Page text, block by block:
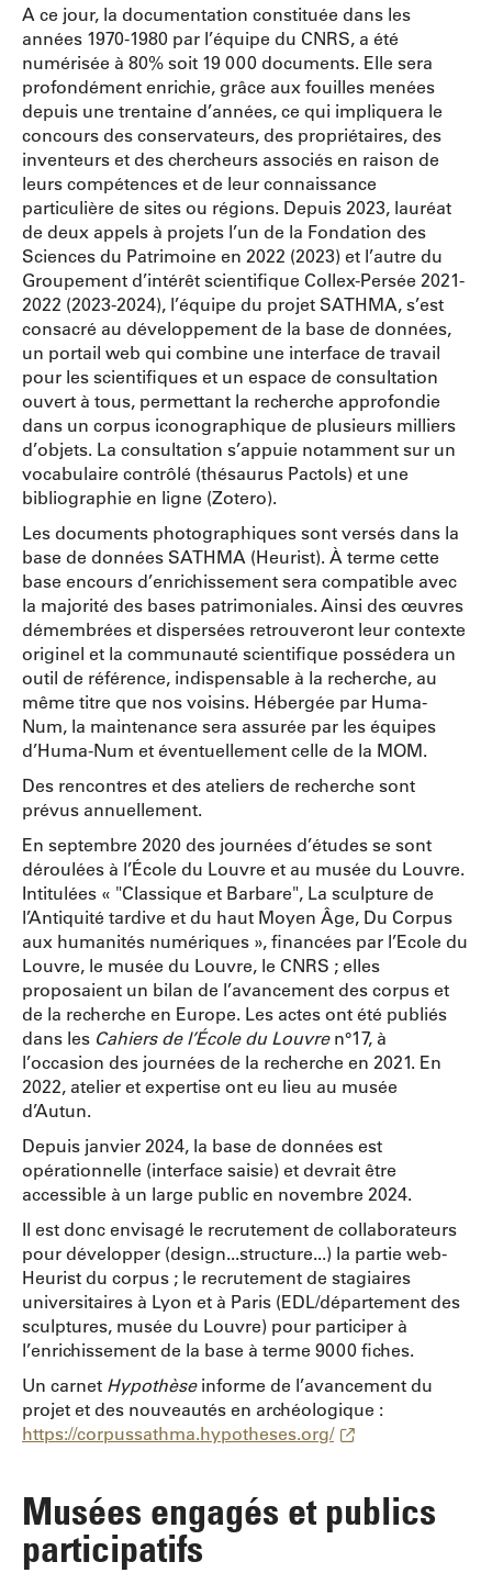
A ce jour, la documentation constituée dans les
années 1970-1980 par l’équipe du CNRS, a été
numérisée à 80% soit 19 000 documents. Elle sera
profondément enrichie, grâce aux fouilles menées
depuis une trentaine d’années, ce qui impliquera le
concours des conservateurs, des propriétaires, des
inventeurs et des chercheurs associés en raison de
leurs compétences et de leur connaissance
particulière de sites ou régions. Depuis 2023, lauréat
de deux appels à projets l’un de la Fondation des
Sciences du Patrimoine en 2022 (2023) et l’autre du
Groupement d’intérêt scientifique Collex-Persée 2021-
2022 (2023-2024), l’équipe du projet SATHMA, s’est
consacré au développement de la base de données,
un portail web qui combine une interface de travail
pour les scientifiques et un espace de consultation
ouvert à tous, permettant la recherche approfondie
dans un corpus iconographique de plusieurs milliers
d’objets. La consultation s’appuie notamment sur un
vocabulaire contrôlé (thésaurus Pactols) et une
bibliographie en ligne (Zotero).
Les documents photographiques sont versés dans la
base de données SATHMA (Heurist). À terme cette
base encours d’enrichissement sera compatible avec
la majorité des bases patrimoniales. Ainsi des œuvres
démembrées et dispersées retrouveront leur contexte
originel et la communauté scientifique possédera un
outil de référence, indispensable à la recherche, au
même titre que nos voisins. Hébergée par Huma-
Num, la maintenance sera assurée par les équipes
d’Huma-Num et éventuellement celle de la MOM.
Des rencontres et des ateliers de recherche sont
prévus annuellement.
En septembre 2020 des journées d’études se sont
déroulées à l’École du Louvre et au musée du Louvre.
Intitulées « "Classique et Barbare", La sculpture de
l’Antiquité tardive et du haut Moyen Âge, Du Corpus
aux humanités numériques », financées par l’Ecole du
Louvre, le musée du Louvre, le CNRS ; elles
proposaient un bilan de l’avancement des corpus et
de la recherche en Europe. Les actes ont été publiés
dans les Cahiers de l’École du Louvren°17, à
l’occasion des journées de la recherche en 2021. En
2022, atelier et expertise ont eu lieu au musée
d’Autun.
Depuis janvier 2024, la base de données est
opérationnelle (interface saisie) et devrait être
accessible à un large public en novembre 2024.
Il est donc envisagé le recrutement de collaborateurs
pour développer (design...structure...) la partie web-
Heurist du corpus ; le recrutement de stagiaires
universitaires à Lyon et à Paris (EDL/département des
sculptures, musée du Louvre) pour participer à
l’enrichissement de la base à terme 9000 fiches.
Un carnet Hypothèseinforme de l’avancement du
projet et des nouveautés en archéologique :
https://corpussathma.hypotheses.org/
Musées engagés et publics
participatifs